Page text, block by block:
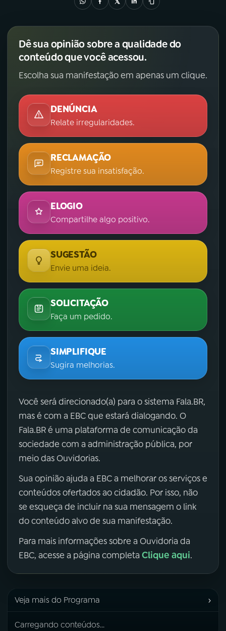
Dê sua opinião sobre a qualidade do
conteúdo que você acessou.
Escolha sua manifestação em apenas um clique.
DENÚNCIA
Relate irregularidades.
RECLAMAÇÃO
Registre sua insatisfação.
ELOGIO
Compartilhe algo positivo.
SUGESTÃO
Envie uma ideia.
SOLICITAÇÃO
Faça um pedido.
SIMPLIFIQUE
Sugira melhorias.
Você será direcionado(a) para o sistema Fala.BR,
mas é com a EBC que estará dialogando. O
Fala.BR é uma plataforma de comunicação da
sociedade com a administração pública, por
meio das Ouvidorias.
Sua opinião ajuda a EBC a melhorar os serviços e
conteúdos ofertados ao cidadão. Por isso, não
se esqueça de incluir na sua mensagem o link
do conteúdo alvo de sua manifestação.
Para mais informações sobre a Ouvidoria da
EBC, acesse a página completa Clique aqui.
Veja mais do Programa ›
Carregando conteúdos...